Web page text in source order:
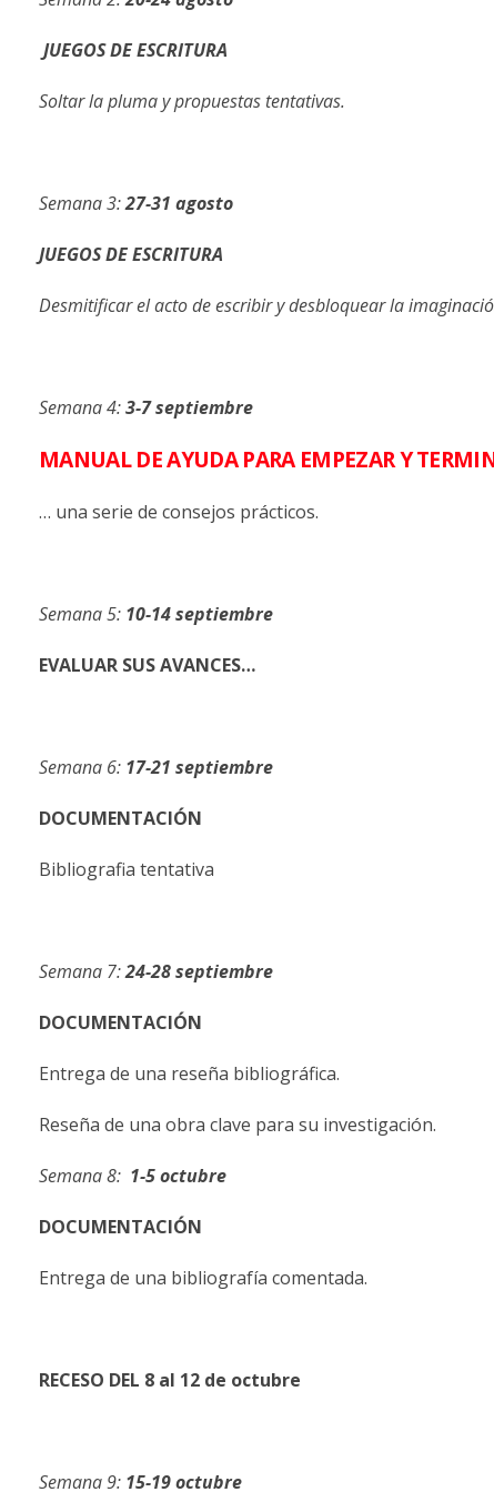
JUEGOSDEESCRITURA
Soltarlaplumaypropuestas tentativas.
Semana3:27-31 agosto
JUEGOSDEESCRITURA
Desmitificarelactodeescribirydesbloquearla
Semana4:3-7septiembre
MANUAL DE AYUDA PARA EMPEZAR Y
… una serie de consejos prácticos.
Semana5: 10-14septiembre
EVALUAR SUSAVANCES…
Semana 6: 17-21 septiembre
DOCUMENTACIÓN
Bibliografia tentativa
Semana 7:24-28septiembre
DOCUMENTACIÓN
Entrega de una reseña bibliográfica.
Reseña de una obra clave para su investigación.
Semana8: 1-5octubre
DOCUMENTACIÓN
Entrega de una bibliografía comentada.
RECESO DEL 8 al 12 de octubre
Semana9: 15-19octubre